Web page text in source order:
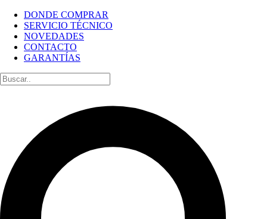
DONDE COMPRAR
SERVICIO TÉCNICO
NOVEDADES
CONTACTO
GARANTÍAS